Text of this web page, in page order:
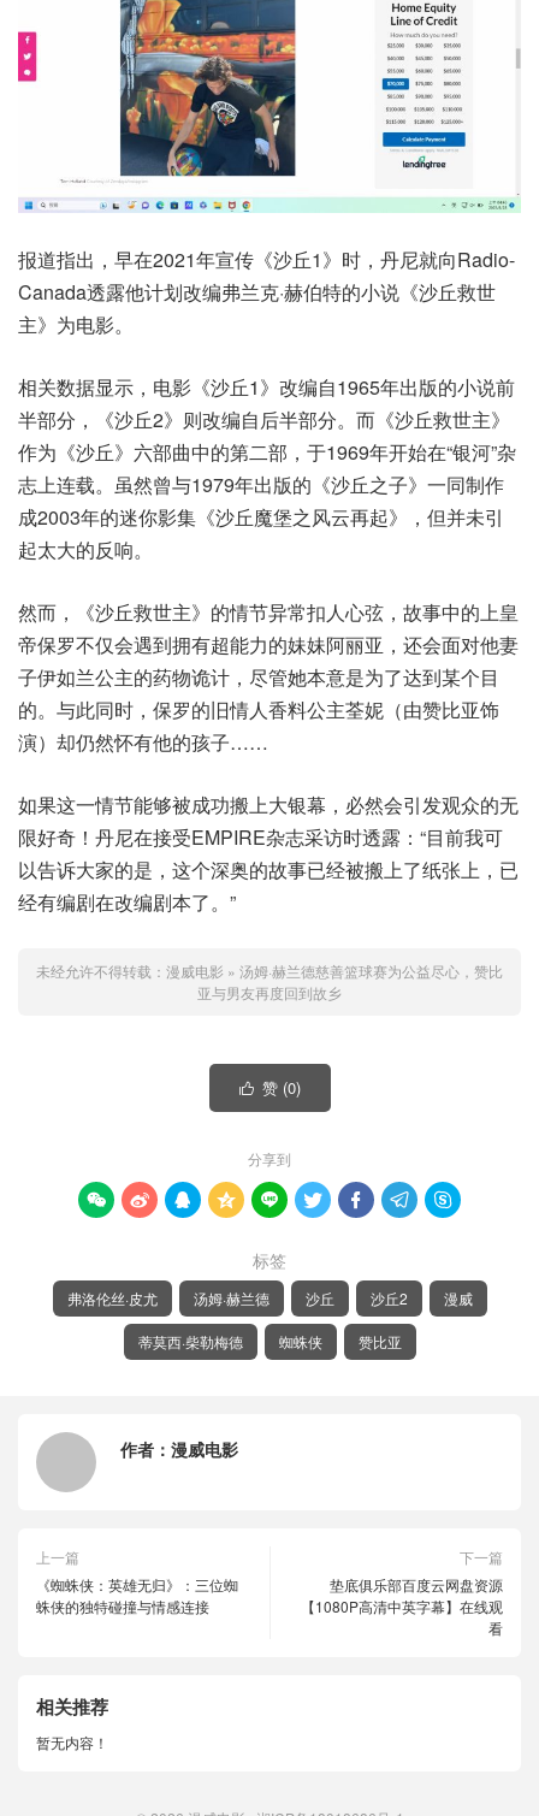
报道指出，早在2021年宣传《沙丘1》时，丹尼就向Radio-
Canada透露他计划改编弗兰克·赫伯特的小说《沙丘救世
主》为电影。
相关数据显示，电影《沙丘1》改编自1965年出版的小说前
半部分，《沙丘2》则改编自后半部分。而《沙丘救世主》
作为《沙丘》六部曲中的第二部，于1969年开始在“银河”杂
志上连载。虽然曾与1979年出版的《沙丘之子》一同制作
成2003年的迷你影集《沙丘魔堡之风云再起》，但并未引
起太大的反响。
然而，《沙丘救世主》的情节异常扣人心弦，故事中的上皇
帝保罗不仅会遇到拥有超能力的妹妹阿丽亚，还会面对他妻
子伊如兰公主的药物诡计，尽管她本意是为了达到某个目
的。与此同时，保罗的旧情人香料公主荃妮（由赞比亚饰
演）却仍然怀有他的孩子……
如果这一情节能够被成功搬上大银幕，必然会引发观众的无
限好奇！丹尼在接受EMPIRE杂志采访时透露：“目前我可
以告诉大家的是，这个深奥的故事已经被搬上了纸张上，已
经有编剧在改编剧本了。”
未经允许不得转载： 漫威电影 » 汤姆·赫兰德慈善篮球赛为公益尽心，赞比
亚与男友再度回到故乡
 赞 (0)
分享到
        
标签
弗洛伦丝·皮尤 汤姆·赫兰德 沙丘 沙丘2 漫威
蒂莫西·柴勒梅德 蜘蛛侠 赞比亚
作者： 漫威电影
上一篇
《蜘蛛侠：英雄无归》：三位蜘
蛛侠的独特碰撞与情感连接
下一篇
垫底俱乐部百度云网盘资源
【1080P高清中英字幕】在线观
看
相关推荐
暂无内容！